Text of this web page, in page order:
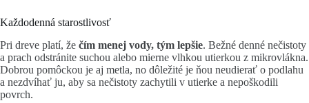
Každodenná starostlivosť
Pri dreve platí, že čím menej vody, tým lepšie. Bežné denné nečistoty
a prach odstránite suchou alebo mierne vlhkou utierkou z mikrovlákna.
Dobrou pomôckou je aj metla, no dôležité je ňou neudierať o podlahu
a nezdvíhať ju, aby sa nečistoty zachytili v utierke a nepoškodili
povrch.